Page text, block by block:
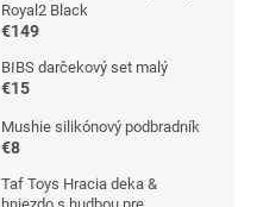
Royal2 Black
€149
BIBS darčekový set malý
€15
Mushie silikónový podbradník
€8
Taf Toys Hracia deka &